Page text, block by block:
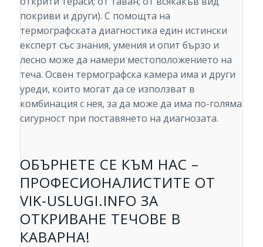
покриви и други). С помощта на
термографската диагностика един истински
експерт със знания, умения и опит бързо и
лесно може да намери местоположението на
теча. Освен термографска камера има и други
уреди, които могат да се използват в
комбинация с нея, за да може да има по-голяма
сигурност при поставянето на диагнозата.
ОБЪРНЕТЕ СЕ КЪМ НАС –
ПРОФЕСИОНАЛИСТИТЕ ОТ
VIK-USLUGI.INFO ЗА
ОТКРИВАНЕ ТЕЧОВЕ В
КАВАРНА!